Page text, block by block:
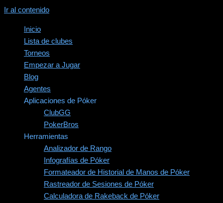
Ir al contenido
Inicio
Lista de clubes
Torneos
Empezar a Jugar
Blog
Agentes
Aplicaciones de Póker
ClubGG
PokerBros
Herramientas
Analizador de Rango
Infografías de Póker
Formateador de Historial de Manos de Póker
Rastreador de Sesiones de Póker
Calculadora de Rakeback de Póker